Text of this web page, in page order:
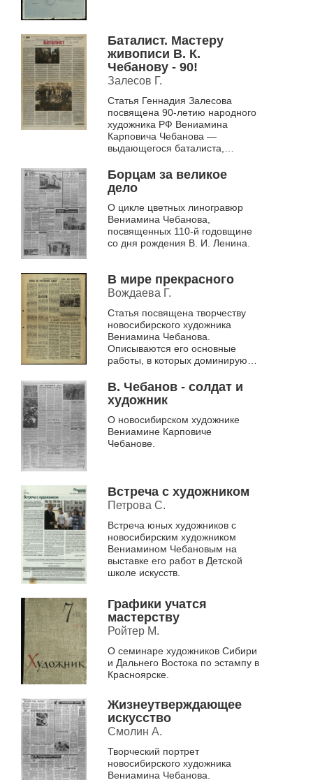
Баталист. Мастеру
живописи В. К.
Чебанову - 90!
Залесов Г.
Статья Геннадия Залесова
посвящена 90-летию народного
художника РФ Вениамина
Карповича Чебанова —
выдающегося баталиста,
Отечественной войны. Автор
подчеркивает, что творчество
Чебанова...
Борцам за великое
дело
О цикле цветных линогравюр
Вениамина Чебанова,
посвященных 110-й годовщине
со дня рождения В. И. Ленина.
В мире прекрасного
Вождаева Г.
Статья посвящена творчеству
новосибирского художника
Вениамина Чебанова.
Описываются его основные
работы, в которых доминируют
Отечественная война,
показанная через драматизм и
герои...
В. Чебанов - солдат и
художник
О новосибирском художнике
Вениамине Карповиче
Чебанове.
Встреча с художником
Петрова С.
Встреча юных художников с
новосибирским художником
Вениамином Чебановым на
выставке его работ в Детской
школе искусств.
Графики учатся
мастерству
Ройтер М.
О семинаре художников Сибири
и Дальнего Востока по эстампу в
Красноярске.
Жизнеутверждающее
искусство
Смолин А.
Творческий портрет
новосибирского художника
Вениамина Чебанова.